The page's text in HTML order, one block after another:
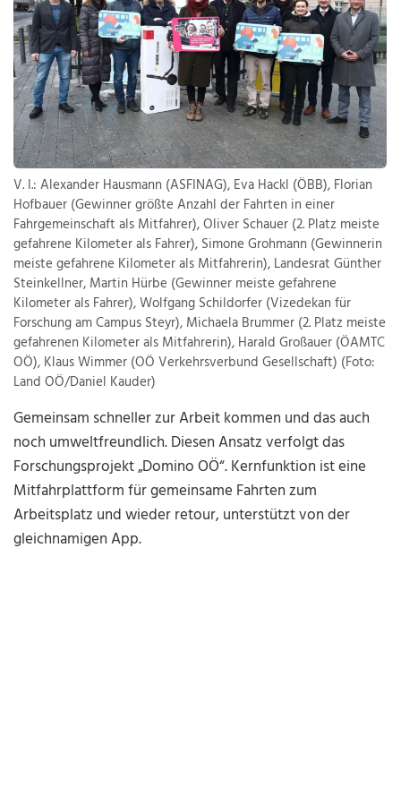
V. l.: Alexander Hausmann (ASFINAG), Eva Hackl (ÖBB), Florian
Hofbauer (Gewinner größte Anzahl der Fahrten in einer
Fahrgemeinschaft als Mitfahrer), Oliver Schauer (2. Platz meiste
gefahrene Kilometer als Fahrer), Simone Grohmann (Gewinnerin
meiste gefahrene Kilometer als Mitfahrerin), Landesrat Günther
Steinkellner, Martin Hürbe (Gewinner meiste gefahrene
Kilometer als Fahrer), Wolfgang Schildorfer (Vizedekan für
Forschung am Campus Steyr), Michaela Brummer (2. Platz meiste
gefahrenen Kilometer als Mitfahrerin), Harald Großauer (ÖAMTC
OÖ), Klaus Wimmer (OÖ Verkehrsverbund Gesellschaft) (Foto:
Land OÖ/Daniel Kauder)
Gemeinsam schneller zur Arbeit kommen und das auch
noch umweltfreundlich. Diesen Ansatz verfolgt das
Forschungsprojekt „Domino OÖ“. Kernfunktion ist eine
Mitfahrplattform für gemeinsame Fahrten zum
Arbeitsplatz und wieder retour, unterstützt von der
gleichnamigen App.